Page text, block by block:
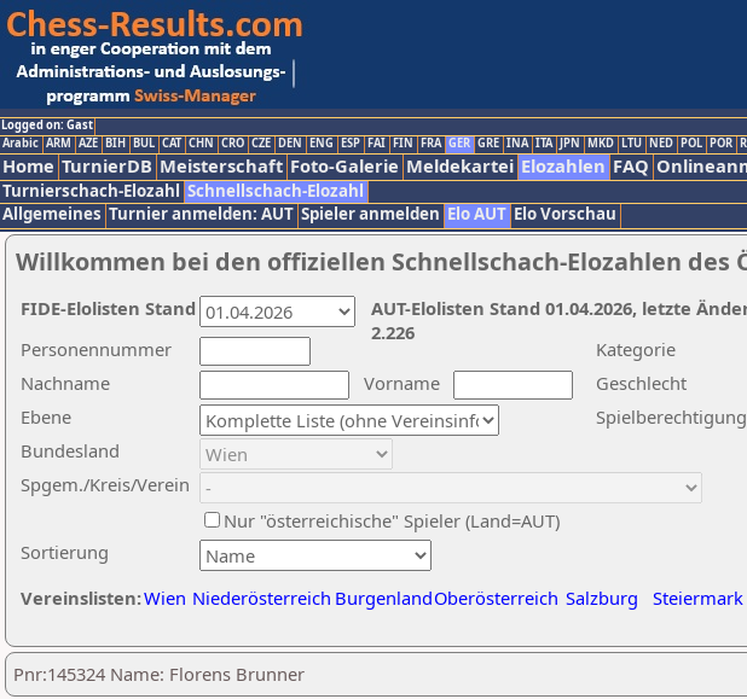
Logged on: Gast
Arabic ARM AZE BIH BUL CAT CHN CRO CZE DEN ENG ESP FAI FIN FRA GER GRE INA ITA JPN MKD LTU NED POL POR
Home TurnierDB Meisterschaft Foto-Galerie Meldekartei Elozahlen FAQ
Turnierschach-Elozahl Schnellschach-Elozahl
Allgemeines Turnier anmelden: AUT Spieler anmelden Elo AUT Elo Vorschau
Willkommen bei den offiziellen Schnellschach-Elozahlen des
Nachname
Vorname
Ebene
Kategorie
Sortierung
Personennummer
Bundesland
Spgem./Kreis/Verein
Geschlecht
Nur "österreichische" Spieler (Land=AUT)
Spielberechtigung
Vereinslisten:Wien Niederösterreich BurgenlandOberösterreich Salzburg Steiermark
AUT-Elolisten Stand 01.04.2026, letzte
2.226
FIDE-Elolisten Stand
Pnr:145324 Name: Florens Brunner